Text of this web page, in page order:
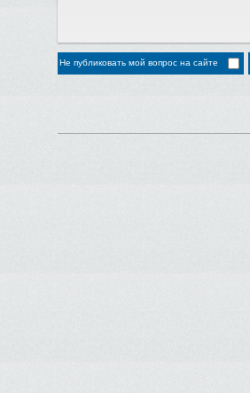
Не публиковать мой вопрос на сайте